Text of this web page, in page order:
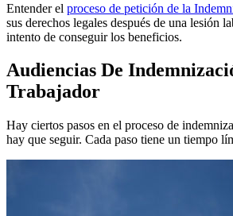
Entender el proceso de petición de la
sus derechos legales después de una lesión
intento de conseguir los beneficios.
Audiencias De
Trabajador
Hay ciertos pasos en el proceso de
hay que seguir. Cada paso tiene un tiempo